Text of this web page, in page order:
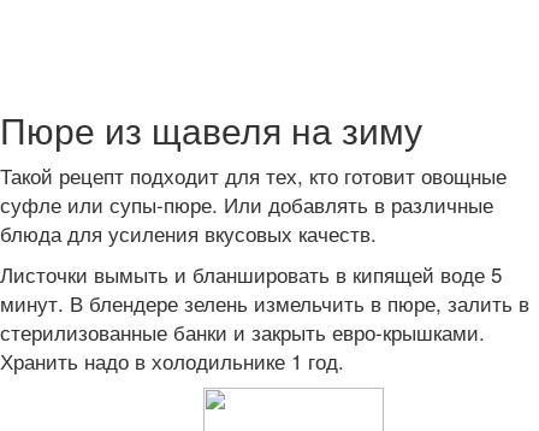
Пюре из щавеля на зиму
Такой рецепт подходит для тех, кто готовит овощные
суфле или супы-пюре. Или добавлять в различные
блюда для усиления вкусовых качеств.
Листочки вымыть и бланшировать в кипящей воде 5
минут. В блендере зелень измельчить в пюре, залить в
стерилизованные банки и закрыть евро-крышками.
Хранить надо в холодильнике 1 год.